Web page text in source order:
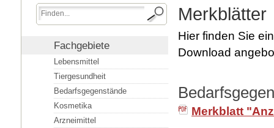
Fachgebiete
Lebensmittel
Tiergesundheit
Bedarfsgegenstände
Kosmetika
Arzneimittel
Merkblätter
Hier finden Sie
Download
Merkblatt